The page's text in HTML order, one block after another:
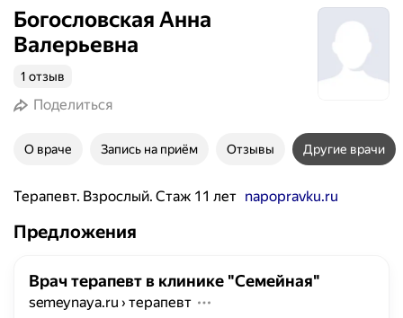
Богословская Анна
Валерьевна
1 отзыв
Поделиться
О враче Запись на приём Отзывы Другие врачи
Терапевт. Взрослый. Стаж 11 лет napopravku.ru
Предложения
Врач терапевт в клинике "Семейная"
semeynaya.ru › терапевт